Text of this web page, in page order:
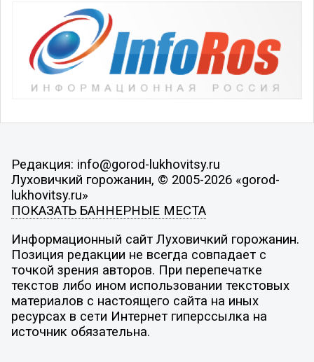
Редакция: info@gorod-lukhovitsy.ru
Луховичкий горожанин, © 2005-2026 «gorod-
lukhovitsy.ru»
ПОКАЗАТЬ БАННЕРНЫЕ МЕСТА
Информационный сайт Луховичкий горожанин.
Позиция редакции не всегда совпадает с
точкой зрения авторов. При перепечатке
текстов либо ином использовании текстовых
материалов с настоящего сайта на иных
ресурсах в сети Интернет гиперссылка на
источник обязательна.